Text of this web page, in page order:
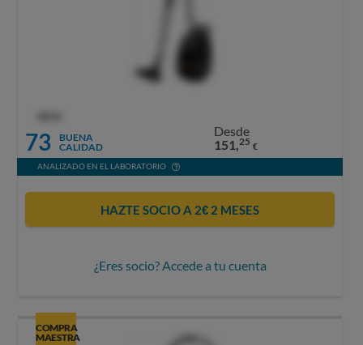
73
BUENA
CALIDAD
Desde
151,25 €
ANALIZADO EN EL LABORATORIO
HAZTE SOCIO A 2€ 2 MESES
¿Eres socio? Accede a tu cuenta
COMPRA
MAESTRA